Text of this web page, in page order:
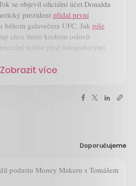
se objevil oficiální účet Donalda
prezident přidal první
během galavečera UFC. Jak píše
chce tímto krokem oslovit
voliče před listopadovými
Zobrazit více
Doporučujeme
podastu Money Makeru s Tomášem